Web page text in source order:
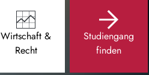
Wirtschaft &
Recht
Studiengang
finden